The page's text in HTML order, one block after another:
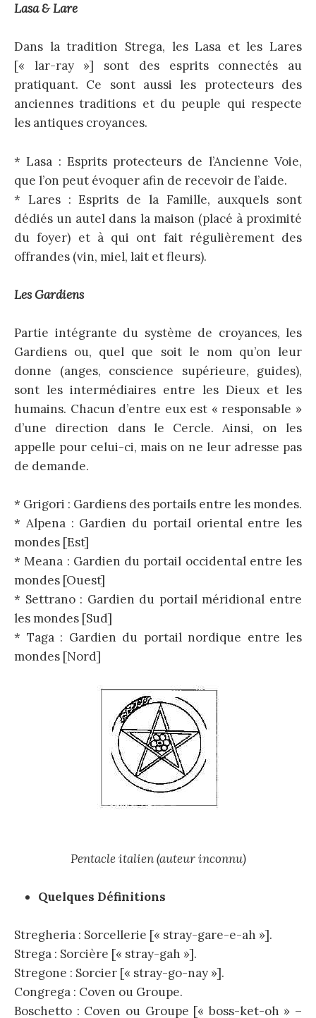
Lasa & Lare
Dans la tradition Strega, les Lasa et les Lares
[« lar-ray »] sont des esprits connectés au
pratiquant. Ce sont aussi les protecteurs des
anciennes traditions et du peuple qui respecte
les antiques croyances.
* Lasa : Esprits protecteurs de l’Ancienne Voie,
que l’on peut évoquer afin de recevoir de l’aide.
* Lares : Esprits de la Famille, auxquels sont
dédiés un autel dans la maison (placé à proximité
du foyer) et à qui ont fait régulièrement des
offrandes (vin, miel, lait et fleurs).
Les Gardiens
Partie intégrante du système de croyances, les
Gardiens ou, quel que soit le nom qu’on leur
donne (anges, conscience supérieure, guides),
sont les intermédiaires entre les Dieux et les
humains. Chacun d’entre eux est « responsable »
d’une direction dans le Cercle. Ainsi, on les
appelle pour celui-ci, mais on ne leur adresse pas
de demande.
* Grigori : Gardiens des portails entre les mondes.
* Alpena : Gardien du portail oriental entre les
mondes [Est]
* Meana : Gardien du portail occidental entre les
mondes [Ouest]
* Settrano : Gardien du portail méridional entre
les mondes [Sud]
* Taga : Gardien du portail nordique entre les
mondes [Nord]
Pentacle italien (auteur inconnu)
Quelques Définitions
Stregheria : Sorcellerie [« stray-gare-e-ah »].
Strega : Sorcière [« stray-gah »].
Stregone : Sorcier [« stray-go-nay »].
Congrega : Coven ou Groupe.
Boschetto : Coven ou Groupe [« boss-ket-oh » –